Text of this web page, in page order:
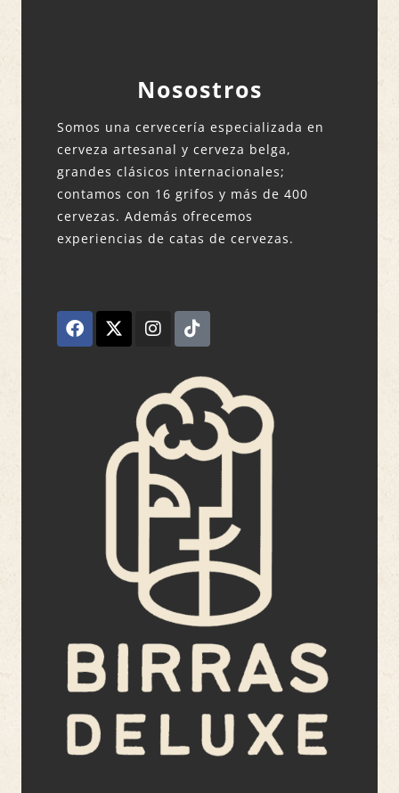
Nosostros
Somos una cervecería especializada en
cerveza artesanal y cerveza belga,
grandes clásicos internacionales;
contamos con 16 grifos y más de 400
cervezas. Además ofrecemos
experiencias de catas de cervezas.